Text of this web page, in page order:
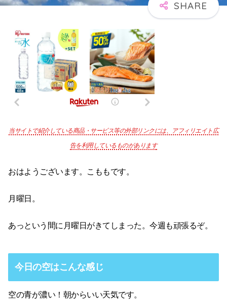
当サイトで紹介している商品・サービス等の外部リンクには、アフィリエイト広
告を利用しているものがあります
おはようございます。こももです。
月曜日。
あっという間に月曜日がきてしまった。今週も頑張るぞ。
今日の空はこんな感じ
空の青が濃い！朝からいい天気です。